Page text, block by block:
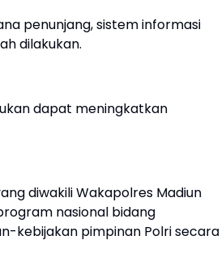
penunjang, sistem informasi
dilakukan.
dapat meningkatkan
diwakili Wakapolres Madiun
nasional bidang
kebijakan pimpinan Polri secara